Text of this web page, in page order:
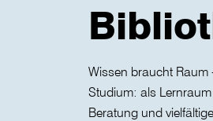
Wissen braucht Raum
Studium: als
Beratung und